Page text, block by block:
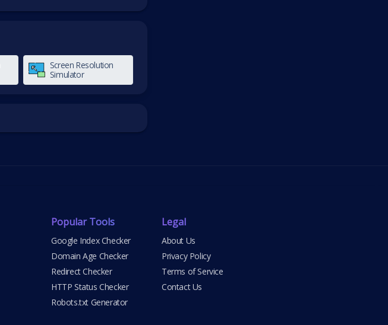
Screen Resolution
Simulator
Popular Tools
Google Index Checker
Domain Age Checker
Redirect Checker
HTTP Status Checker
Robots.txt Generator
Legal
About Us
Privacy Policy
Terms of Service
Contact Us